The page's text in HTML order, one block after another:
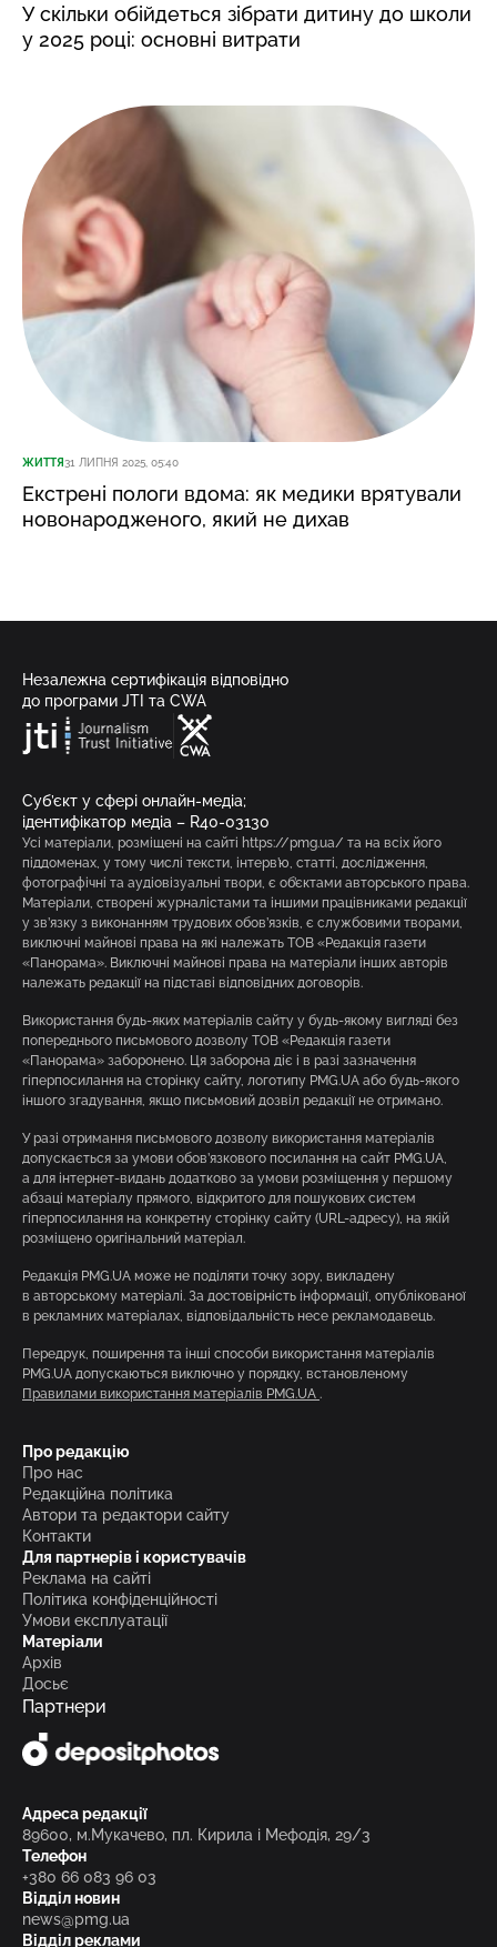
У скільки обійдеться зібрати дитину до школи
у 2025 році: основні витрати
ЖИТТЯ31 ЛИПНЯ 2025, 05:40
Екстрені пологи вдома: як медики врятували
новонародженого, який не дихав
Незалежна сертифікація відповідно
до програми JTI та CWA
Суб’єкт у сфері онлайн-медіа;
ідентифікатор медіа – R40-03130
Усі матеріали, розміщені на сайті https://pmg.ua/ та на всіх його
піддоменах, у тому числі тексти, інтерв’ю, статті, дослідження,
фотографічні та аудіовізуальні твори, є об’єктами авторського права.
Матеріали, створені журналістами та іншими працівниками редакції
у зв’язку з виконанням трудових обов’язків, є службовими творами,
виключні майнові права на які належать ТОВ «Редакція газети
«Панорама». Виключні майнові права на матеріали інших авторів
належать редакції на підставі відповідних договорів.
Використання будь-яких матеріалів сайту у будь-якому вигляді без
попереднього письмового дозволу ТОВ «Редакція газети
«Панорама» заборонено. Ця заборона діє і в разі зазначення
гіперпосилання на сторінку сайту, логотипу PMG.UA або будь-якого
іншого згадування, якщо письмовий дозвіл редакції не отримано.
У разі отримання письмового дозволу використання матеріалів
допускається за умови обов’язкового посилання на сайт PMG.UA,
а для інтернет-видань додатково за умови розміщення у першому
абзаці матеріалу прямого, відкритого для пошукових систем
гіперпосилання на конкретну сторінку сайту (URL-адресу), на якій
розміщено оригінальний матеріал.
Редакція PMG.UA може не поділяти точку зору, викладену
в авторському матеріалі. За достовірність інформації, опублікованої
в рекламних матеріалах, відповідальність несе рекламодавець.
Передрук, поширення та інші способи використання матеріалів
PMG.UA допускаються виключно у порядку, встановленому
Правилами використання матеріалів PMG.UA .
Про редакцію
Про нас
Редакційна політика
Автори та редактори сайту
Контакти
Для партнерів і користувачів
Реклама на сайті
Політика конфіденційності
Умови експлуатації
Матеріали
Архів
Досьє
Партнери
Адреса редакції
89600, м.Мукачево, пл. Кирила і Мефодія, 29/3
Телефон
+380 66 083 96 03
Відділ новин
news@pmg.ua
Відділ реклами